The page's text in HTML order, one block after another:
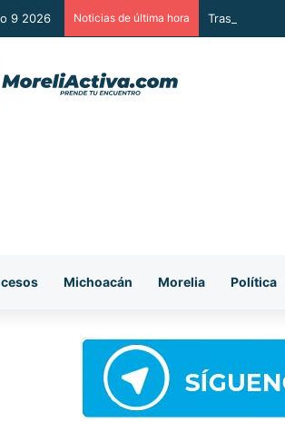
9 2026 Noticias de última hora Tras ataque
Michoacán Morelia Política